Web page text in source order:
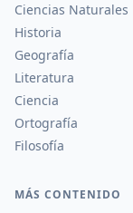
Ciencias Naturales
Historia
Geografía
Literatura
Ciencia
Ortografía
Filosofía
MÁS CONTENIDO